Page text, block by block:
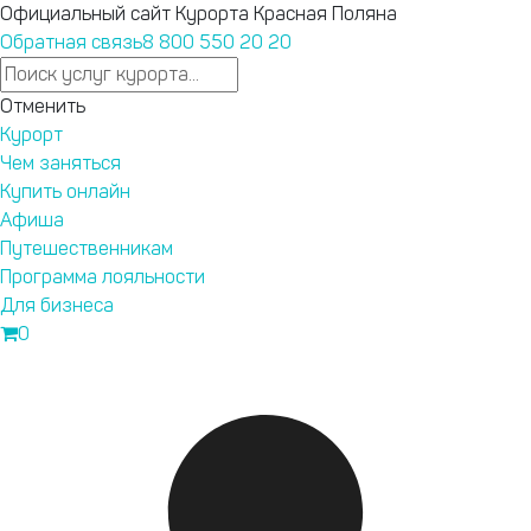
Ответы на любые вопросы в нашем телеграм-канале
Курорт Красная Поляна.
Официальный сайт Курорта Красная Поляна
Обратная связь8 800 550 20 20
Отменить
Курорт
Чем заняться
Купить онлайн
Афиша
Путешественникам
Программа лояльности
Для бизнеса
0
960, пожалуйста, оформите пропуск на территорию
новый сайт
курорта
удобнее.
Текущие
привилегии
программы
лояльности
Перейти на новый сайт